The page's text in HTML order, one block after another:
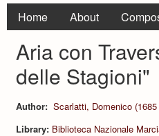
Home About
Aria con
delle Stagioni"
Author: Scarlatti, Domenico
Library: Biblioteca Nazionale